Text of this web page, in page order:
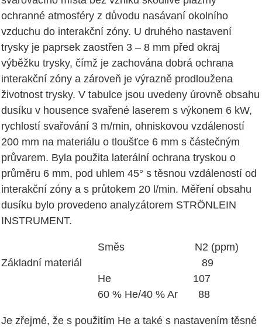
ochranné atmosféry z důvodu nasávaní okolního
vzduchu do interakční zóny. U druhého nastavení
trysky je paprsek zaostřen 3 – 8 mm před okraj
výběžku trysky, čímž je zachována dobrá ochrana
interakční zóny a zároveň je výrazně prodloužena
životnost trysky. V tabulce jsou uvedeny úrovně obsahu
dusíku v housence svařené laserem s výkonem 6 kW,
rychlostí svařování 3 m/min, ohniskovou vzdáleností
200 mm na materiálu o tloušťce 6 mm s částečným
průvarem. Byla použita laterální ochrana tryskou o
průměru 6 mm, pod uhlem 45° s těsnou vzdáleností od
interakční zóny a s průtokem 20 l/min. Měření obsahu
dusíku bylo provedeno analyzátorem STRÖNLEIN
INSTRUMENT.
Směs N2 (ppm)
Základní materiál 89
He 107
60 % He/40 % Ar 88
Je zřejmé, že s použitím He a také s nastavením těsné